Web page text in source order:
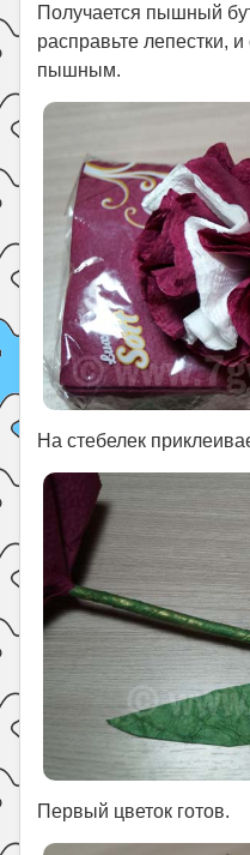
Получается пышный
расправьте лепестки,
пышным.
На стебелек
Первый цветок готов.